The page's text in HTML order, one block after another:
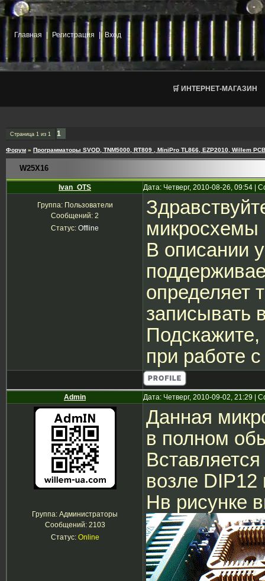
Главная Регистрация | Вход
🛒 ИНТЕРНЕТ-МАГАЗИН
Страница 1 из 1 1
Форум » Программаторы SVOD, TNM5000, RT809 , MiniPro TL866, EZP2010, Willem
W25X16
Ivan_OTS Дата: Четверг, 2010-08-26, 09:54 |
Группа: Пользователи
Сообщений: 2
Статус: Offline
В описании
определяет
записывать
Подскажите,
при работе
Admin Дата: Четверг, 2010-09-02, 21:29 |
Группа: Администраторы
Сообщений: 2103
Статус: Online
Данная
в полном
возле DIP12
Нв рисунке